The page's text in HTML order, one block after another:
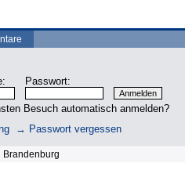
Passwort:
Besuch automatisch anmelden?
→ Passwort vergessen